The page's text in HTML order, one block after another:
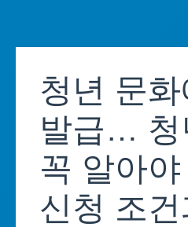
content청년 문
발급… 청
꼭 알아
신청 조